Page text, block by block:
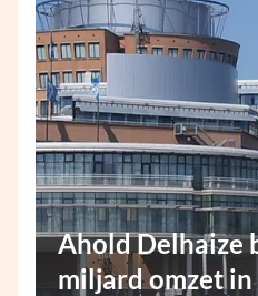
Ahold Delhaize
miljard omzet